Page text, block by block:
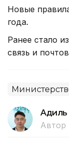
Новые
года.
Ранее стало
связь и
Адиль
Автор